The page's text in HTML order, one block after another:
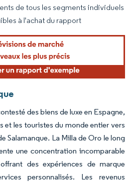
réutilisation nécessite une attribution sous CC BY
de tous les segments individuels
à l'achat du rapport
des biens de luxe en Espagne,
et les touristes du monde entier vers
Salamanque. La Milla de Oro le long
une concentration incomparable
des expériences de marque
personnalisés. Les revenus